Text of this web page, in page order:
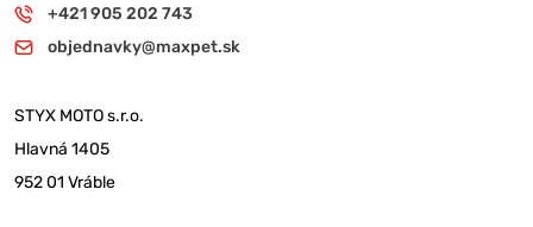
+421 905 202 743
objednavky@maxpet.sk
STYX MOTO s.r.o.
Hlavná 1405
952 01 Vráble